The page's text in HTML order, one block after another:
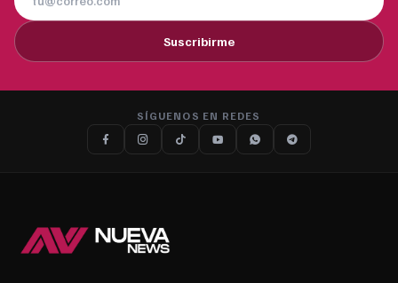
Suscribirme
SÍGUENOS EN REDES